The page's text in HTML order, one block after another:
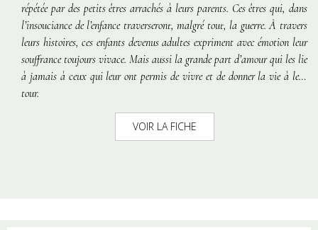
répétée par des petits êtres arrachés à leurs parents. Ces êtres qui, dans
l’insouciance de l’enfance traverseront, malgré tout, la guerre. À travers
leurs histoires, ces enfants devenus adultes expriment avec émotion leur
souffrance toujours vivace. Mais aussi la grande part d’amour qui les lie
à jamais à ceux qui leur ont permis de vivre et de donner la vie à leur
tour.
VOIR LA FICHE